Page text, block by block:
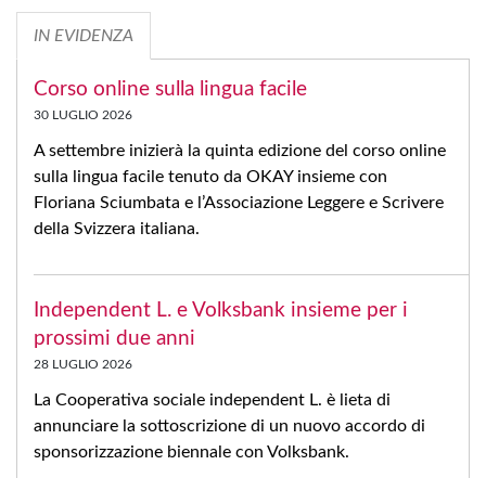
IN EVIDENZA
Corso online sulla lingua facile
30 LUGLIO 2026
A settembre inizierà la quinta edizione del corso online
sulla lingua facile tenuto da OKAY insieme con
Floriana Sciumbata e l’Associazione Leggere e Scrivere
della Svizzera italiana.
Independent L. e Volksbank insieme per i
prossimi due anni
28 LUGLIO 2026
La Cooperativa sociale independent L. è lieta di
annunciare la sottoscrizione di un nuovo accordo di
sponsorizzazione biennale con Volksbank.